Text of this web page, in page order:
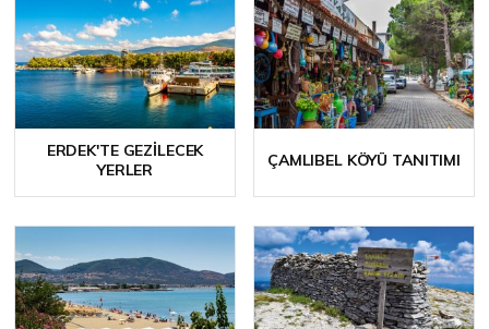
ERDEK'TE GEZILECEK
YERLER
ÇAMLIBEL KÖYÜ TANITIMI